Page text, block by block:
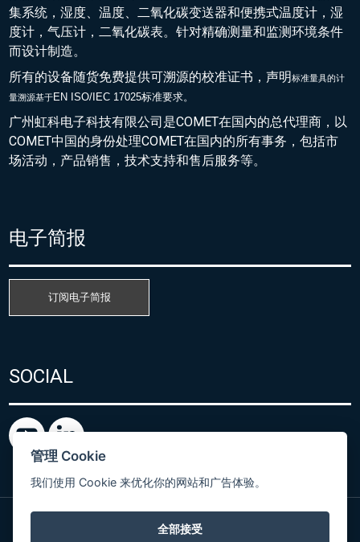
集系统，湿度、温度、二氧化碳变送器和便携式温度计，湿
度计，气压计，二氧化碳表。针对精确测量和监测环境条件
而设计制造。
所有的设备随货免费提供可溯源的校准证书，声明标准量具的计
量溯源基于EN ISO/IEC 17025标准要求。
广州虹科电子科技有限公司是COMET在国内的总代理商，以
COMET中国的身份处理COMET在国内的所有事务，包括市
场活动，产品销售，技术支持和售后服务等。
电子简报
订阅电子简报
SOCIAL
管理 Cookie
我们使用 Cookie 来优化你的网站和广告体验。
全部接受